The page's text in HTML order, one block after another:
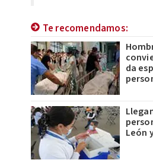
Te recomendamos:
da
León